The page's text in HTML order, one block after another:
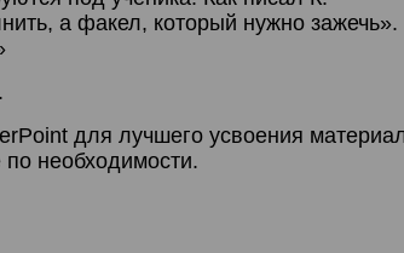
а факел, который нужно зажечь».
для лучшего усвоения
необходимости.